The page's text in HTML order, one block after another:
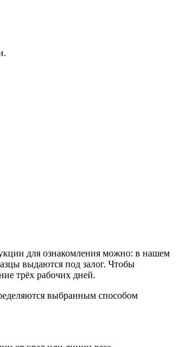
для ознакомления можно: в нашем
выдаются под залог. Чтобы
трёх рабочих дней.
выбранным способом